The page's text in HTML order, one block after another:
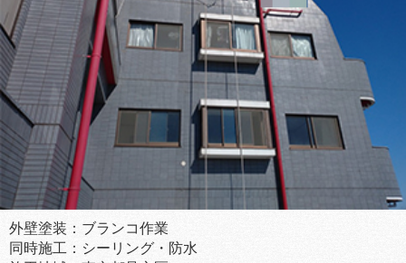
外壁塗装：ブランコ作業
同時施工：シーリング・防水